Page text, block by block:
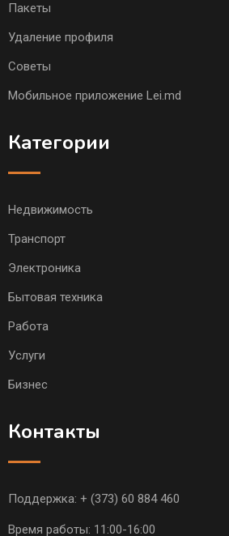
Пакеты
Удаление профиля
Советы
Мобильное приложение Lei.md
Категории
Недвижимость
Транспорт
Электроника
Бытовая техника
Работа
Услуги
Бизнес
Контакты
Поддержка: + (373) 60 884 460
Время работы: 11:00-16:00